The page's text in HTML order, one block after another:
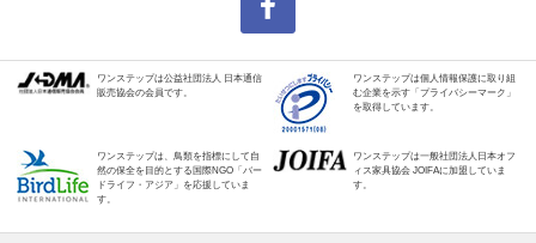
ワンステップは公益社団法人 日本通信
販売協会の会員です。
ワンステップは個人情報保護に取り組
む企業を示す「プライバシーマーク」
を取得しています。
ワンステップは、鳥類を指標にして自
然の保全を目的とする国際NGO「バー
ドライフ・アジア」を応援していま
す。
ワンステップは一般社団法人日本オフ
ィス家具協会 JOIFAに加盟していま
す。